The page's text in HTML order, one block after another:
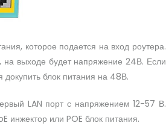
которое подается на вход роутера.
на выходе будет напряжение 24В. Если
блок питания на 48В.
LAN порт с напряжением 12-57 В.
инжектор или POE блок питания.